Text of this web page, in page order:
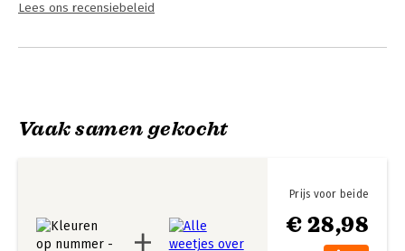
Lees ons recensiebeleid
Vaak samen gekocht
€ 28,98
Prijs voor beide